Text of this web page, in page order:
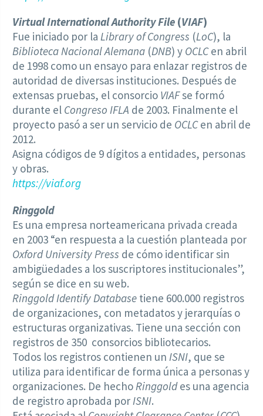
Virtual International Authority File (VIAF)
Fue iniciado por la Library of Congress (LoC), la
Biblioteca Nacional Alemana (DNB) y OCLCen abril
de 1998 como un ensayo para enlazar registros de
autoridad de diversas instituciones. Después de
extensas pruebas, el consorcio VIAFse formó
durante el Congreso IFLA de 2003. Finalmente el
proyecto pasó a ser un servicio de OCLCen abril de
2012.
Asigna códigos de 9 dígitos a entidades, personas
y obras.
https://viaf.org
Ringgold
Es una empresa norteamericana privada creada
en 2003 “en respuesta a la cuestión planteada por
Oxford University Press de cómo identificar sin
ambigüedades a los suscriptores institucionales”,
según se dice en su web.
Ringgold Identify Database tiene 600.000 registros
de organizaciones, con metadatos y jerarquías o
estructuras organizativas. Tiene una sección con
registros de 350 consorcios bibliotecarios.
Todos los registros contienen un ISNI, que se
utiliza para identificar de forma única a personas y
organizaciones. De hechoRinggoldes una agencia
de registro aprobada porISNI.